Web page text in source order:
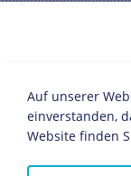
Auf unserer
einverstanden,
Website finden